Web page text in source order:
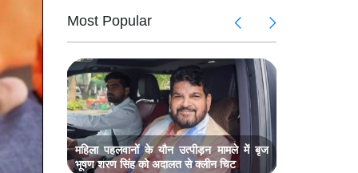
Most Popular
में
अनोखा
मौत,
महिला पहलवानों के यौन उत्पीड़न मामले में बृज
भूषण शरण सिंह को अदालत से क्लीन चिट